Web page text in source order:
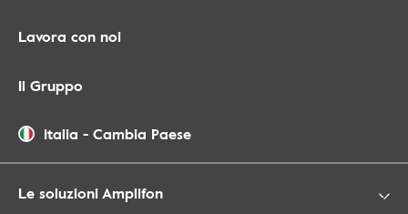
Lavora con noi
Il Gruppo
Italia - Cambia Paese
Le soluzioni Amplifon